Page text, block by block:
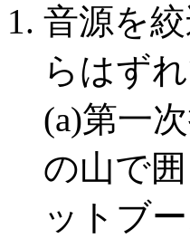
音源を
らはず
(a)第一
の山で
ットブ